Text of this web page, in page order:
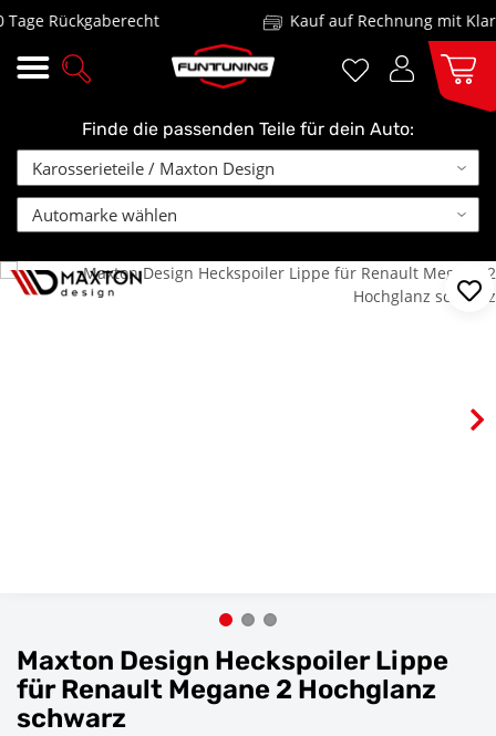
Rückgaberecht Kauf auf Rechnung mit Klarna
Finde die passenden Teile für dein Auto:
Maxton Design Heckspoiler Lippe
für Renault Megane 2 Hochglanz
schwarz